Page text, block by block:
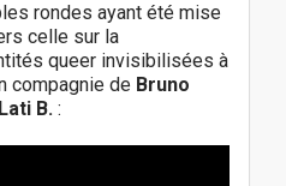
rondes ayant été mise
celle sur la
queer invisibilisées à
compagnie de Bruno
Lati B. :